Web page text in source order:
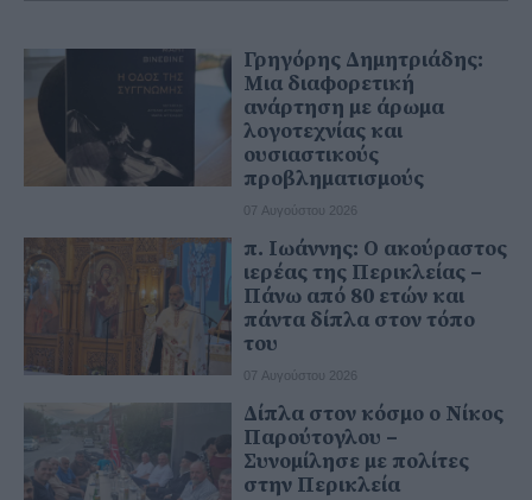
Γρηγόρης Δημητριάδης:
Μια διαφορετική
ανάρτηση με άρωμα
λογοτεχνίας και
ουσιαστικούς
προβληματισμούς
07 Αυγούστου 2026
π. Ιωάννης: Ο ακούραστος
ιερέας της Περικλείας –
Πάνω από 80 ετών και
πάντα δίπλα στον τόπο
του
07 Αυγούστου 2026
Δίπλα στον κόσμο ο Νίκος
Παρούτογλου –
Συνομίλησε με πολίτες
στην Περικλεία